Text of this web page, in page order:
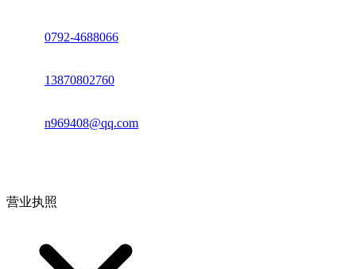
0792-4688066
13870802760
n969408@qq.com
营业执照